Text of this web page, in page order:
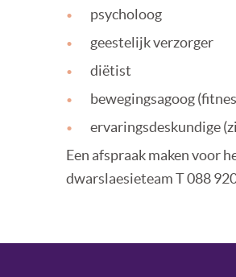
psycholoog
geestelijk verzorger
diëtist
bewegingsagoog
ervaringsdeskundige
Een afspraak maken voor
dwarslaesieteam T 088